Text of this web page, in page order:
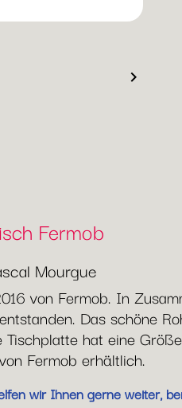

Fermob
Mourgue
von Fermob. In
Das schöne
hat eine
Fermob erhältlich.
wir Ihnen gerne weiter,